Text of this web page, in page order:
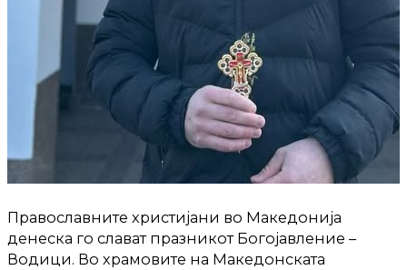
Православните христијани во Македонија
денеска го слават празникот Богојавление –
Водици. Во храмовите на Македонската